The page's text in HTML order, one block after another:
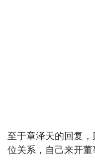
至于章泽天的回复
位关系，自己来开